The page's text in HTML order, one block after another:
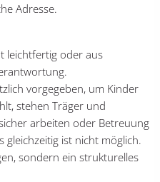
Adresse.
leichtfertig oder aus
vorgegeben, um Kinder
stehen Träger und
arbeiten oder Betreuung
gleichzeitig ist nicht möglich.
sondern ein strukturelles